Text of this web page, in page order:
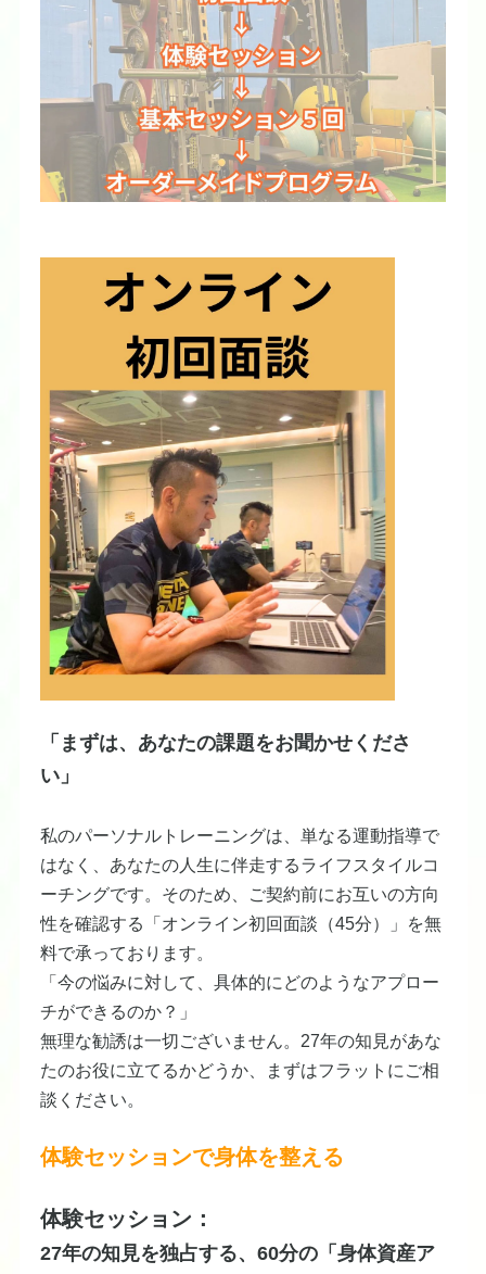
「まずは、あなたの課題をお聞かせくださ
い」
私のパーソナルトレーニングは、単なる運動指導で
はなく、あなたの人生に伴走するライフスタイルコ
ーチングです。そのため、ご契約前にお互いの方向
性を確認する「オンライン初回面談（45分）」を無
料で承っております。
「今の悩みに対して、具体的にどのようなアプロー
チができるのか？」
無理な勧誘は一切ございません。27年の知見があな
たのお役に立てるかどうか、まずはフラットにご相
談ください。
体験セッションで身体を整える
体験セッション：
​27年の知見を独占する、60分の「身体資産ア